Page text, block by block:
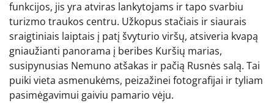
funkcijos, jis yra atviras lankytojams ir tapo svarbiu
turizmo traukos centru. Užkopus stačiais ir siaurais
sraigtiniais laiptais į patį švyturio viršų, atsiveria kvapą
gniaužianti panorama į beribes Kuršių marias,
susipynusias Nemuno atšakas ir pačią Rusnės salą. Tai
puiki vieta asmenukėms, peizažinei fotografijai ir tyliam
pasimėgavimui gaiviu pamario vėju.